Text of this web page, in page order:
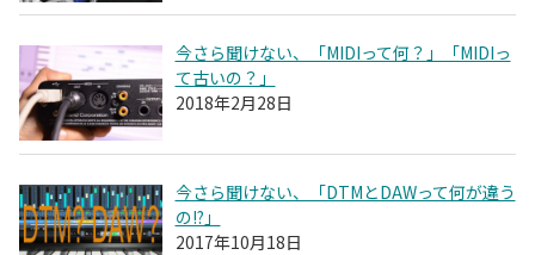
今さら聞けない、「MIDIって何？」「MIDIっ
て古いの？」
2018年2月28日
今さら聞けない、「DTMとDAWって何が違う
の!?」
2017年10月18日